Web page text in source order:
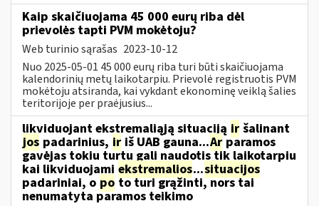
Kaip skaičiuojama 45 000 eurų riba dėl
prievolės tapti PVM mokėtoju?
Web turinio sąrašas 2023-10-12
Nuo 2025-05-01 45 000 eurų riba turi būti skaičiuojama
kalendorinių metų laikotarpiu. Prievolė registruotis PVM
mokėtoju atsiranda, kai vykdant ekonominę veiklą šalies
teritorijoje per praėjusius...
likviduojant ekstremaliąją situaciją ir šalinant
jos padarinius, ir iš UAB gauna...Ar paramos
gavėjas tokiu turtu gali naudotis tik laikotarpiu
kai likviduojami ekstremalios...situacijos
padariniai, o po to turi grąžinti, nors tai
nenumatyta paramos teikimo